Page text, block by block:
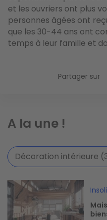
et les ouvriers ont plus
personnes âgées ont
que les 30-44 ans ont
temps à leur famille et
Partager sur
A la une !
Décoration intérieure
Image